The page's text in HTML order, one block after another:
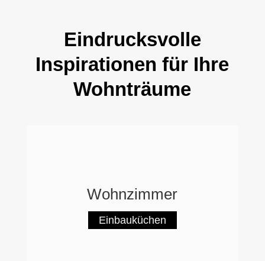
Eindrucksvolle
Inspirationen für Ihre
Wohnträume
Wohnzimmer
Einbauküchen